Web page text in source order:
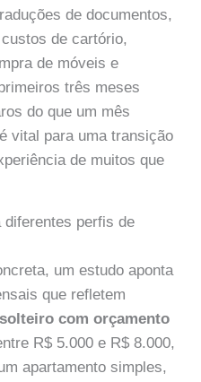
de documentos,
de cartório,
de móveis e
três meses
do que um mês
vital para uma transição
de muitos que
perfis de
um estudo aponta
que refletem
solteiro com orçamento
R$ 5.000 e R$ 8.000,
apartamento simples,